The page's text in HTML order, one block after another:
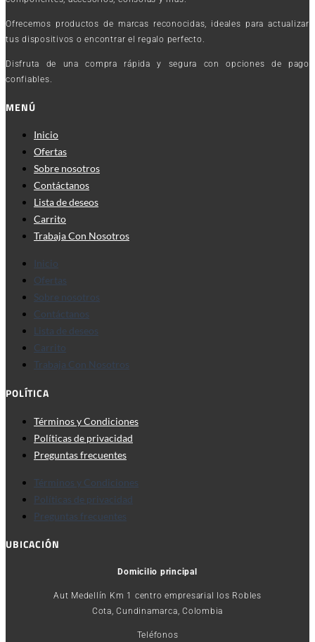
Ofrecemos productos de marcas reconocidas, ideales para actualizar
tus dispositivos o encontrar el regalo perfecto.
Disfruta de una compra rápida y segura con opciones de pago
confiables.
MENÚ
Inicio
Ofertas
Sobre nosotros
Contáctanos
Lista de deseos
Carrito
Trabaja Con Nosotros
Inicio
Ofertas
Sobre nosotros
Contáctanos
Lista de deseos
Carrito
Trabaja Con Nosotros
POLÍTICA
Términos y Condiciones
Políticas de privacidad
Preguntas frecuentes
Términos y Condiciones
Políticas de privacidad
Preguntas frecuentes
UBICACIÓN
Domicilio principal
Aut Medellín Km 1 centro empresarial los Robles
Cota, Cundinamarca, Colombia
Teléfonos